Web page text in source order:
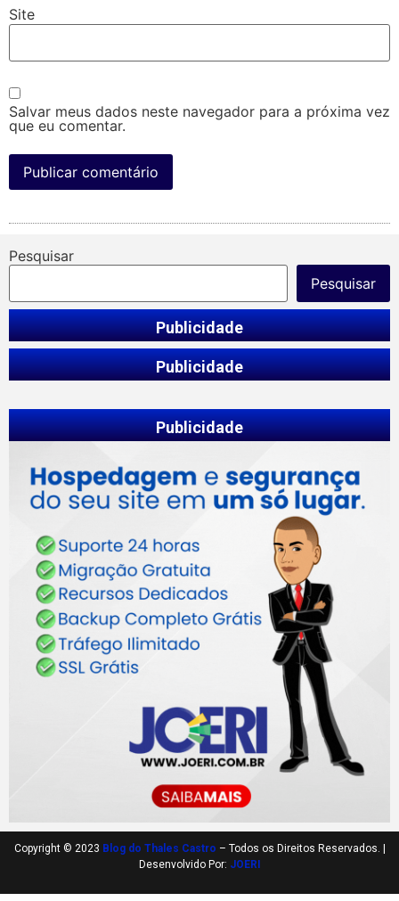
Site
Salvar meus dados neste navegador para a próxima vez
que eu comentar.
Pesquisar
Pesquisar
Publicidade
Publicidade
Publicidade
Copyright © 2023 Blog do Thales Castro – Todos os Direitos Reservados. |
Desenvolvido Por: JOERI